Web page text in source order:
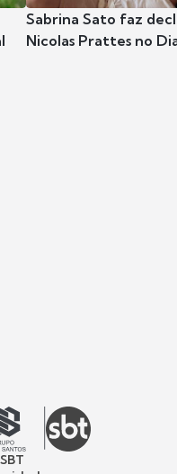
Sabrina Sato faz
Nicolas Prattes no